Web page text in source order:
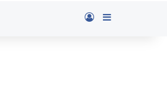
Log InSidebar